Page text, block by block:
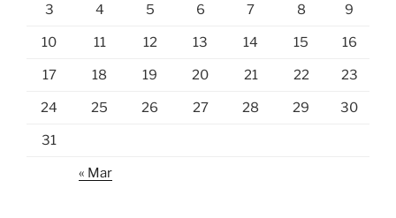
3 4 5 6 7 8 9
10 11 12 13 14 15 16
17 18 19 20 21 22 23
24 25 26 27 28 29 30
31
« Mar